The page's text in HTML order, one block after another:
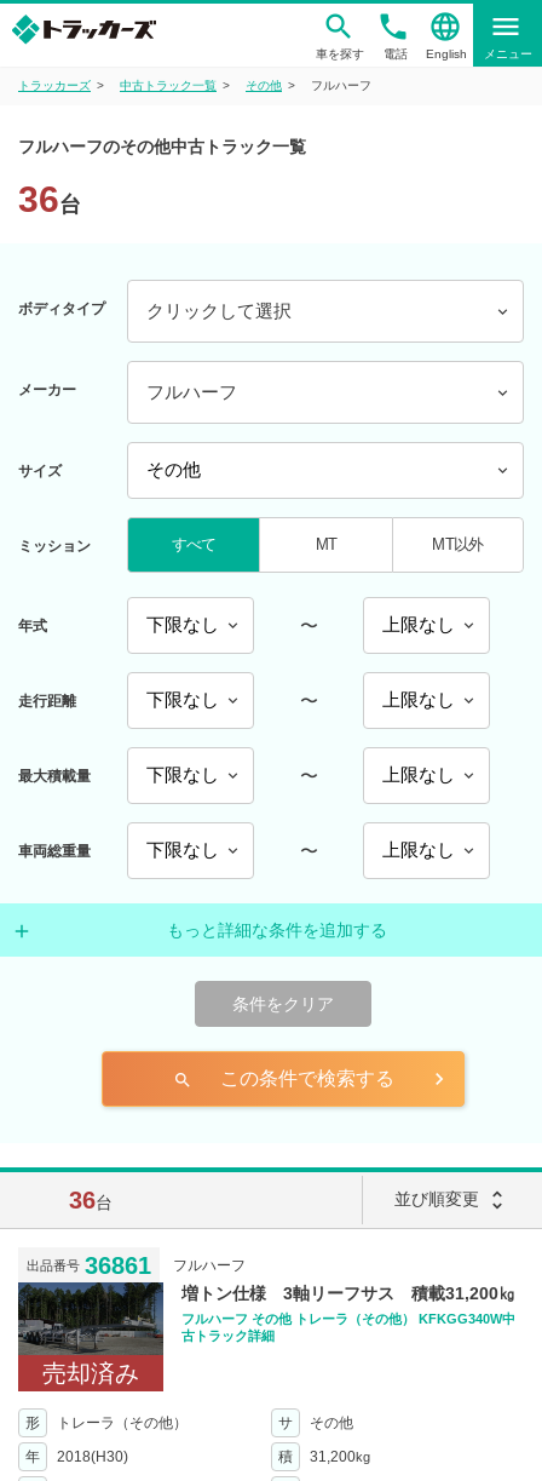
車を探す
phone
電話
language
English
menu
メニュー
トラッカーズ 中古トラック一覧 その他 フルハーフ
フルハーフのその他中古トラック一覧
36台
ボディタイプ クリックして選択
メーカー フルハーフ
サイズ
ミッション すべて MT MT以外
年式 〜
走行距離 〜
最大積載量 〜
車両総重量 〜
もっと詳細な条件を追加する
条件をクリア
search この条件で検索する
36台 並び順変更 unfold_more
出品番号 36861 フルハーフ
売却済み
増トン仕様 3軸リーフサス 積載31,200㎏
フルハーフ その他 トレーラ（その他） KFKGG340W中
古トラック詳細
形 トレーラ（その他） サ
その他
年
2018(H30) 積 31,200kg